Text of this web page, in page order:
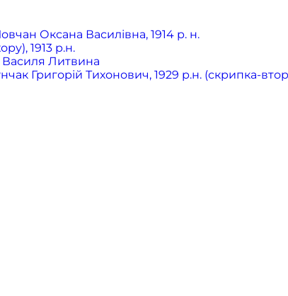
Оксана Василівна, 1914 р. н.
1913 р.н.
Василя Литвина
Григорій Тихонович, 1929 р.н. (скрипка-